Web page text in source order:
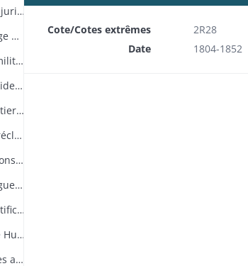
Terrains, bâtiments et travaux militaires: instructions, jurisprudence
Remise de bâtiments militaires aux communes à charge d'entretien et de réparation
Revendication de terrains et bâtiments par l'autorité militaire, démolition d'une maison bâtie sur un terrain militaire, évacuation des bâtiments occupés par des personnes étrangères au service militaire
Contestation entre l'Etat d'une part, la commune de Widensolen et des particuliers d'autre part, de la propriété des francs-bords de la rigole de Widensolen
Contentieux relatif à la propriété du canal du Fort Mortier et du droit de pêche dans ce canal
Servitudes militaires: réglementation, jurisprudence, réclamations, répression des contraventions
Servitudes exercées sur le domaine militaire: instructions ministérielles, actions en suppression
Travaux de fortifications de Kehl, Vieux-Brisach,Huningue, Belfort et Neuf-Brisach
Mesures de protection des frontières et travaux de fortifications et de défense des cols vosgiens entrepris pendant les Cent Jours
Démolition des fortifications et bâtiments militaires de Huningue en 1815, déprédations commises dans la ville, déblaiement des décombres, réparation des bâtiments militaires encore debout
Place de Huningue: jouissance gratuite des terrains des anciennes fortifications accordée aux habitants
Cote/Cotes extrêmes
2R28
Date
1804-1852